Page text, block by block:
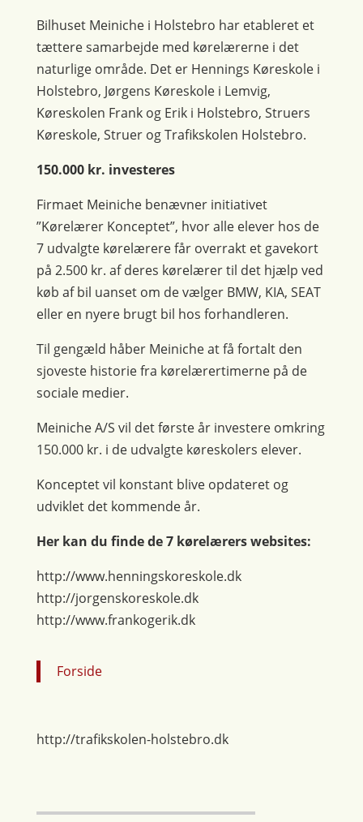
Bilhuset Meiniche i Holstebro har etableret et
tættere samarbejde med kørelærerne i det
naturlige område. Det er Hennings Køreskole i
Holstebro, Jørgens Køreskole i Lemvig,
Køreskolen Frank og Erik i Holstebro, Struers
Køreskole, Struer og Trafikskolen Holstebro.
150.000 kr. investeres
Firmaet Meiniche benævner initiativet
”Kørelærer Konceptet”, hvor alle elever hos de
7 udvalgte kørelærere får overrakt et gavekort
på 2.500 kr. af deres kørelærer til det hjælp ved
køb af bil uanset om de vælger BMW, KIA, SEAT
eller en nyere brugt bil hos forhandleren.
Til gengæld håber Meiniche at få fortalt den
sjoveste historie fra kørelærertimerne på de
sociale medier.
Meiniche A/S vil det første år investere omkring
150.000 kr. i de udvalgte køreskolers elever.
Konceptet vil konstant blive opdateret og
udviklet det kommende år.
Her kan du finde de 7 kørelærers websites:
http://www.henningskoreskole.dk
http://jorgenskoreskole.dk
http://www.frankogerik.dk
Forside
http://trafikskolen-holstebro.dk